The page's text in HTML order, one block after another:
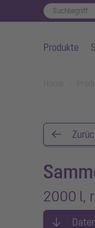
Produkte
2000 l,